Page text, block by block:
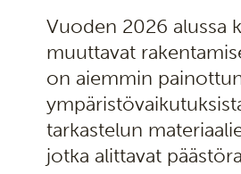
Vuoden 2026 alussa
muuttavat
on aiemmin
tarkastelun
jotka alittavat